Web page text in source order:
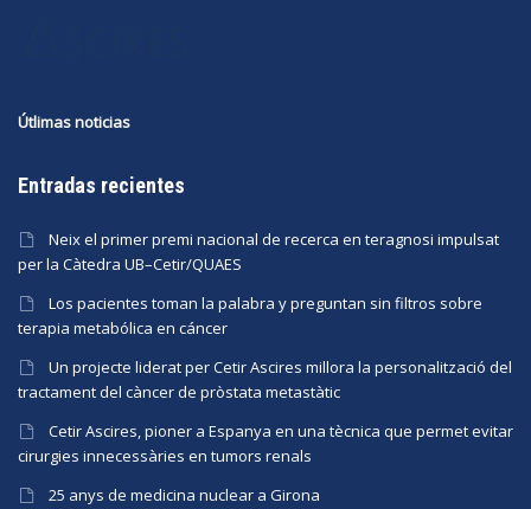
Útlimas noticias
Entradas recientes
Neix el primer premi nacional de recerca en teragnosi impulsat
per la Càtedra UB–Cetir/QUAES
Los pacientes toman la palabra y preguntan sin filtros sobre
terapia metabólica en cáncer
Un projecte liderat per Cetir Ascires millora la personalització del
tractament del càncer de pròstata metastàtic
Cetir Ascires, pioner a Espanya en una tècnica que permet evitar
cirurgies innecessàries en tumors renals
25 anys de medicina nuclear a Girona